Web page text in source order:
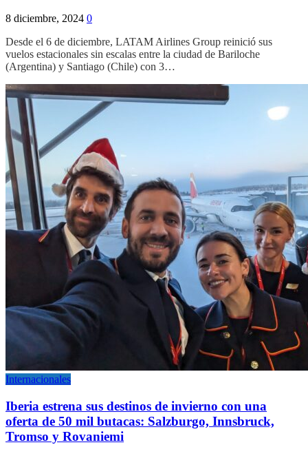
8 diciembre, 2024 0
Desde el 6 de diciembre, LATAM Airlines Group reinició sus
vuelos estacionales sin escalas entre la ciudad de Bariloche
(Argentina) y Santiago (Chile) con 3…
Internacionales
Iberia estrena sus destinos de invierno con una
oferta de 50 mil butacas: Salzburgo, Innsbruck,
Tromso y Rovaniemi